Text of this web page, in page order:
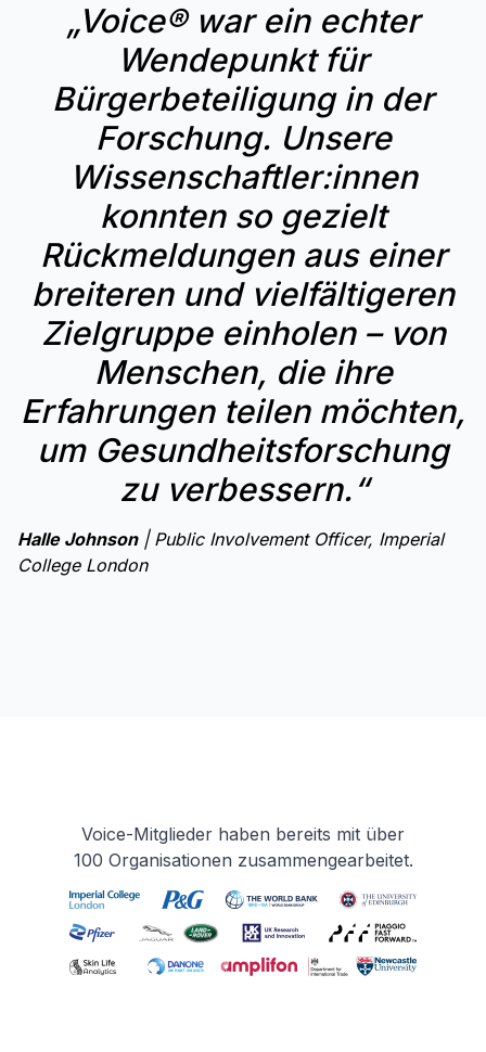
„Voice® war ein echter
Wendepunkt für
Bürgerbeteiligung in der
Forschung. Unsere
Wissenschaftler:innen
konnten so gezielt
Rückmeldungen aus einer
breiteren und vielfältigeren
Zielgruppe einholen – von
Menschen, die ihre
Erfahrungen teilen möchten,
um Gesundheitsforschung
zu verbessern.“
Halle Johnson| Public Involvement Officer, Imperial
College London
Voice-Mitglieder haben bereits mit über
100 Organisationen zusammengearbeitet.